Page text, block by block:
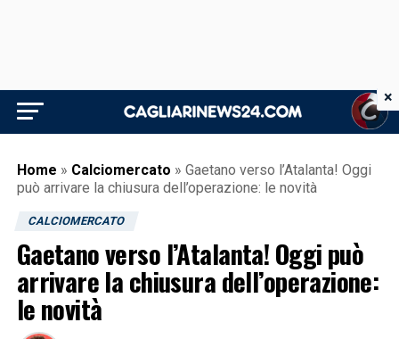
Home » Calciomercato » Gaetano verso l’Atalanta! Oggi
può arrivare la chiusura dell’operazione: le novità
CALCIOMERCATO
Gaetano verso l’Atalanta! Oggi può
arrivare la chiusura dell’operazione:
le novità
×